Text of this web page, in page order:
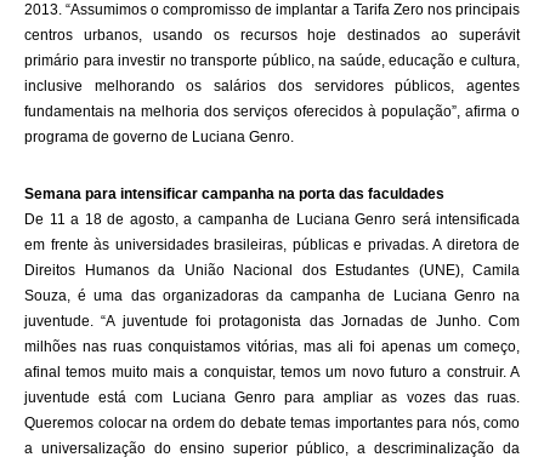
2013. “Assumimos o compromisso de implantar a Tarifa Zero nos principais
centros urbanos, usando os recursos hoje destinados ao superávit
primário para investir no transporte público, na saúde, educação e cultura,
inclusive melhorando os salários dos servidores públicos, agentes
fundamentais na melhoria dos serviços oferecidos à população”, afirma o
programa de governo de Luciana Genro.
Semana para intensificar campanha na porta das faculdades
De 11 a 18 de agosto, a campanha de Luciana Genro será intensificada
em frente às universidades brasileiras, públicas e privadas. A diretora de
Direitos Humanos da União Nacional dos Estudantes (UNE), Camila
Souza, é uma das organizadoras da campanha de Luciana Genro na
juventude. “A juventude foi protagonista das Jornadas de Junho. Com
milhões nas ruas conquistamos vitórias, mas ali foi apenas um começo,
afinal temos muito mais a conquistar, temos um novo futuro a construir. A
juventude está com Luciana Genro para ampliar as vozes das ruas.
Queremos colocar na ordem do debate temas importantes para nós, como
a universalização do ensino superior público, a descriminalização da